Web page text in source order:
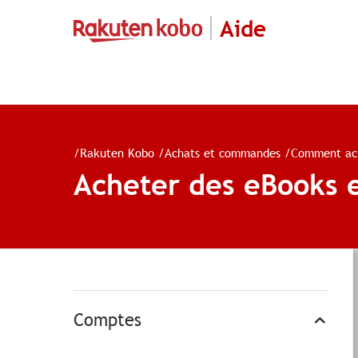
Aide
/Rakuten Kobo /Achats et commandes /Comment
Acheter des eBooks
Comptes